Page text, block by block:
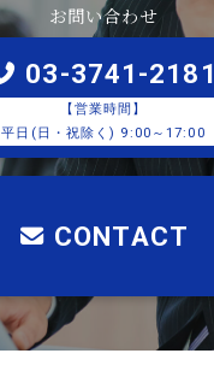
お問い合わせ
03-3741-2181
【営業時間】
平日(日・祝除く) 9:00～17:00
CONTACT